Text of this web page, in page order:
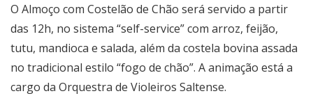
O Almoço com Costelão de Chão será servido a partir
das 12h, no sistema “self-service” com arroz, feijão,
tutu, mandioca e salada, além da costela bovina assada
no tradicional estilo “fogo de chão”. A animação está a
cargo da Orquestra de Violeiros Saltense.